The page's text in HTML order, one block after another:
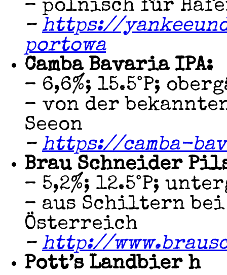
– polnisch für
– https://
portowa
Camba Bavaria IPA:
– 6,6%; 15.5°P;
– von der
Seeon
– https://camba-
Brau Schneider
– 5,2%; 12.5°P;
– aus Schiltern
Österreich
– http://
Pott’s Landbier h